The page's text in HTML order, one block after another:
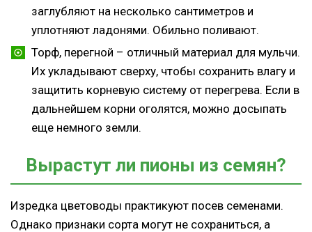
заглубляют на несколько сантиметров и
уплотняют ладонями. Обильно поливают.
Торф, перегной – отличный материал для мульчи.
Их укладывают сверху, чтобы сохранить влагу и
защитить корневую систему от перегрева. Если в
дальнейшем корни оголятся, можно досыпать
еще немного земли.
Вырастут ли пионы из семян?
Изредка цветоводы практикуют посев семенами.
Однако признаки сорта могут не сохраниться, а